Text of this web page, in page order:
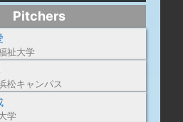
Pitchers
祉大学
松キャンパス
学